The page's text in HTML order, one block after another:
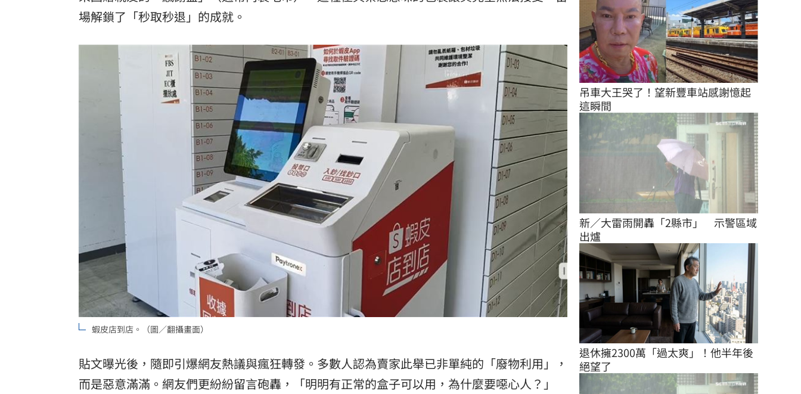
場解鎖了「秒取秒退」的成就。
蝦皮店到店。（圖／翻攝畫面）
貼文曝光後，隨即引爆網友熱議與瘋狂轉發。多數人認為賣家此舉已非單純的「廢物利用」，
而是惡意滿滿。網友們更紛紛留言砲轟，「明明有正常的盒子可以用，為什麼要噁心人？」
吊車大王哭了！望新豐車站感謝憶起
這瞬間
新／大雷雨開轟「2縣市」　示警區域
出爐
退休擁2300萬「過太爽」！他半年後
絕望了